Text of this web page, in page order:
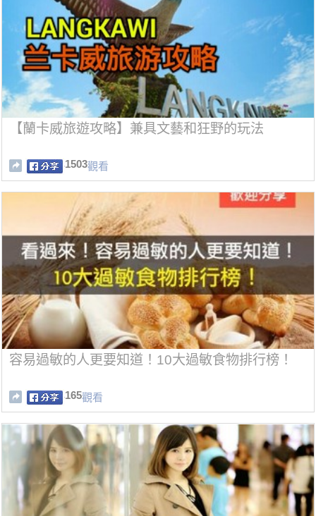
【蘭卡威旅遊攻略】兼具文藝和狂野的玩法
1503觀看
容易過敏的人更要知道！10大過敏食物排行榜！
165觀看